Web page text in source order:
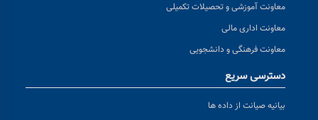
معاونت آموزشی و تحصیلات تکمیلی
معاونت اداری مالی
معاونت فرهنگی و دانشجویی
دسترسی سریع
بیانیه صیانت از داده ها